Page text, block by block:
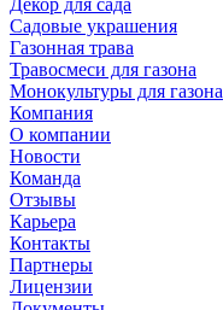
Декор для сада
Садовые украшения
Газонная трава
Травосмеси для газона
Монокультуры для газона
Компания
О компании
Новости
Команда
Отзывы
Карьера
Контакты
Партнеры
Лицензии